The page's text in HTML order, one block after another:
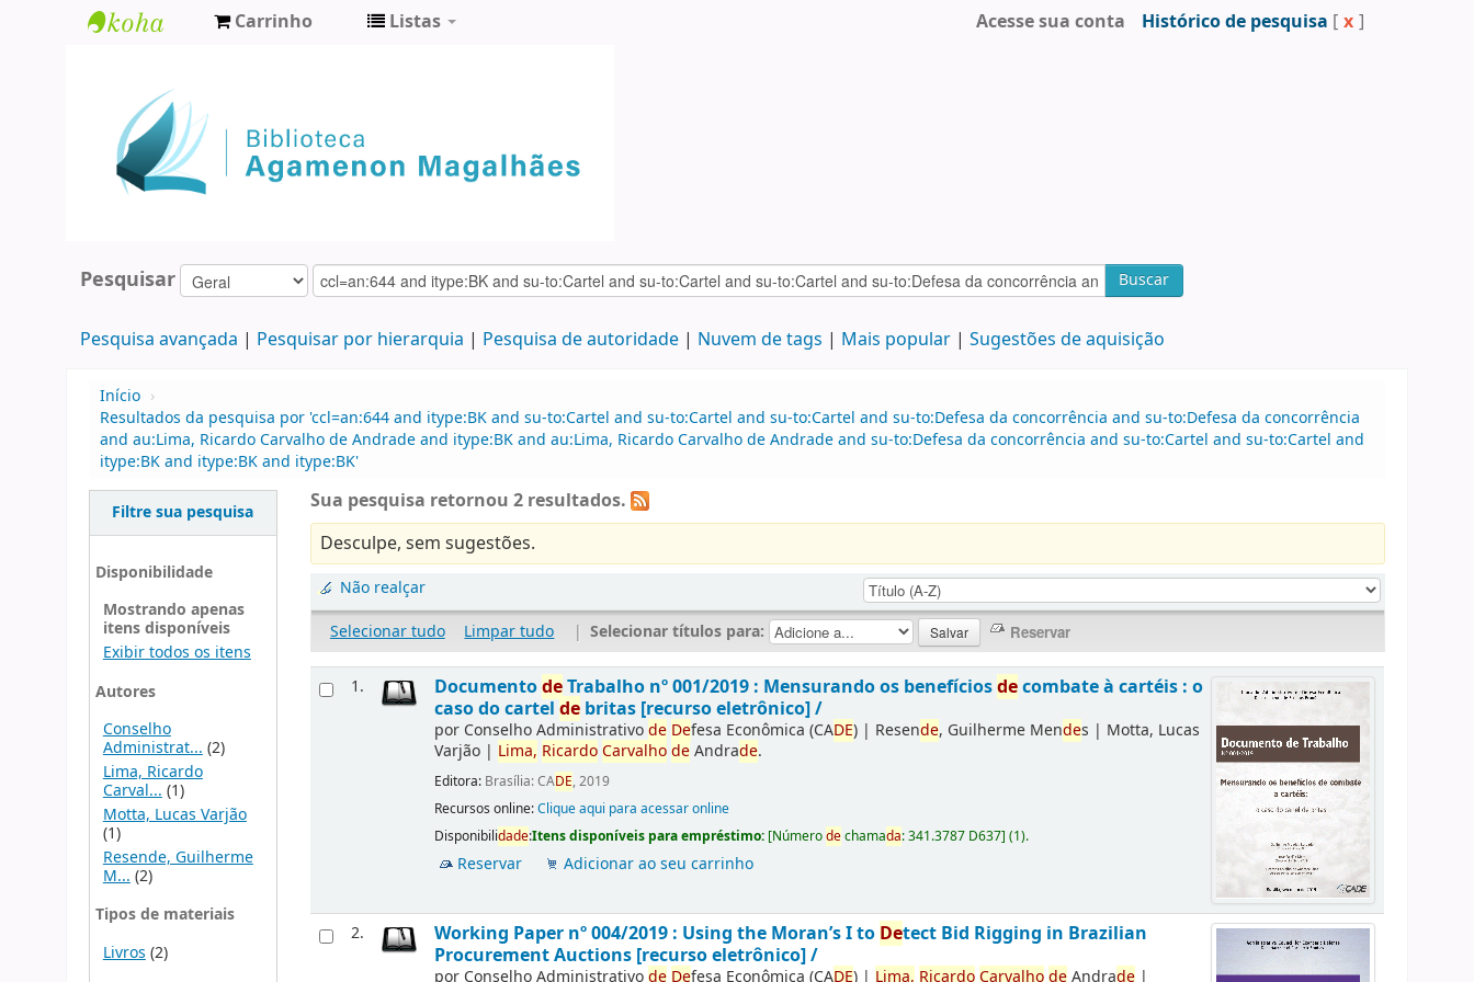
Agamenon
Magalhães
Carrinho Listas Acesse sua conta Histórico de pesquisa [ x ]
Pesquisar Buscar
Pesquisa avançada Pesquisar por hierarquia Pesquisa de autoridade Nuvem de tags Mais popular Sugestões de aquisição
Início ›
Resultados da pesquisa por 'ccl=an:644 and itype:BK and su-to:Cartel and su-to:Cartel and su-to:Cartel and su-to:Defesa da concorrência and su-to:Defesa da concorrência
and au:Lima, Ricardo Carvalho de Andrade and itype:BK and au:Lima, Ricardo Carvalho de Andrade and su-to:Defesa da concorrência and su-to:Cartel and su-to:Cartel and
itype:BK and itype:BK and itype:BK'
Filtre sua pesquisa
Disponibilidade
Mostrando apenas
itens disponíveis
Exibir todos os itens
Autores
Conselho
Administrat...(2)
Lima, Ricardo
Carval... (1)
Motta, Lucas Varjão
(1)
Resende, Guilherme
M... (2)
Tipos de materiais
Livros (2)
Sua pesquisa retornou 2 resultados.
Desculpe, sem sugestões.
Não realçar
Selecionar tudo
Limpar tudo | Selecionar títulos para:
1. DocumentodeTrabalho nº 001/2019 : Mensurando os benefíciosdecombate à cartéis : o
caso do cartelde britas [recurso eletrônico] /
por Conselho Administrativode Defesa Econômica (CADE) | Resende, Guilherme Mendes | Motta, Lucas
Varjão | Lima, RicardoCarvalhodeAndrade.
Editora: Brasília: CADE, 2019
Recursos online:Clique aqui para acessar online
Disponibilidade:Itens disponíveis para empréstimo: [Númerodechamada:341.3787 D637](1).
Reservar Adicionar ao seu carrinho
2. Working Paper nº 004/2019 : Using the Moran’s I to Detect Bid Rigging in Brazilian
Procurement Auctions [recurso eletrônico] /